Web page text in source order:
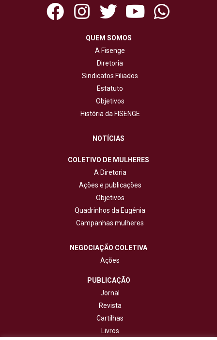
QUEM SOMOS
A Fisenge
Diretoria
Sindicatos Filiados
Estatuto
Objetivos
História da FISENGE
NOTÍCIAS
COLETIVO DE MULHERES
A Diretoria
Ações e publicações
Objetivos
Quadrinhos da Eugênia
Campanhas mulheres
NEGOCIAÇÃO COLETIVA
Ações
PUBLICAÇÃO
Jornal
Revista
Cartilhas
Livros